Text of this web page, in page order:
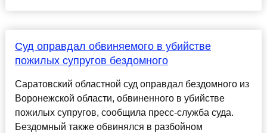
Суд оправдал обвиняемого в убийстве
пожилых супругов бездомного
Саратовский областной суд оправдал бездомного из
Воронежской области, обвиненного в убийстве
пожилых супругов, сообщила пресс-служба суда.
Бездомный также обвинялся в разбойном